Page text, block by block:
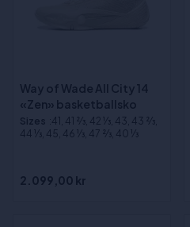
Way of Wade All City 14
«Zen» basketballsko
Sizes :41, 41 2⁄3, 42 1⁄3, 43, 43 2⁄3,
44 1⁄3, 45, 46 1⁄3, 47 2⁄3, 40 1⁄3
2.099,00 kr